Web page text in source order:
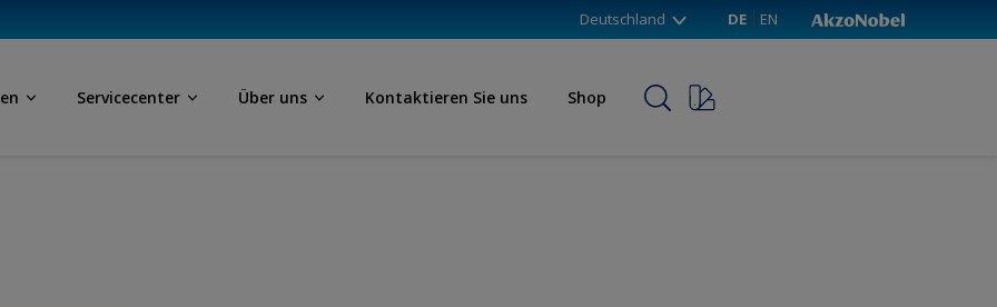
Deutschland DE EN
Servicecenter Über uns Kontaktieren Sie uns Shop